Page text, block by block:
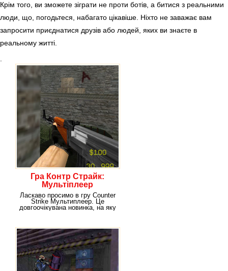
Крім того, ви зможете зіграти не проти ботів, а битися з реальними
люди, що, погодьтеся, набагато цікавіше. Ніхто не заважає вам
запросити приєднатися друзів або людей, яких ви знаєте в
реальному житті.
Гра Контр Страйк:
Мультіплеер
Ласкаво просимо в гру Counter
Strike Мультиплеер. Це
довгоочікувана новинка, на яку